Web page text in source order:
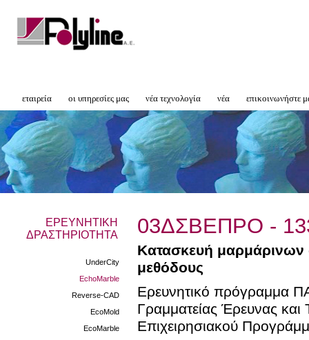
εταιρεία οι υπηρεσίες μας νέα τεχνολογία νέα επικοινωνήστε
ΕΡΕΥΝΗΤΙΚΗ
ΔΡΑΣΤΗΡΙΟΤΗΤΑ
UnderCity
EchoMarble
Reverse-CAD
EcoMold
EcoMarble
03ΔΣΒΕΠΡΟ -
Κατασκευή μαρμάρινων
μεθόδους
Ερευνητικό πρόγραμμα
Γραμματείας Έρευνας και
Επιχειρησιακού